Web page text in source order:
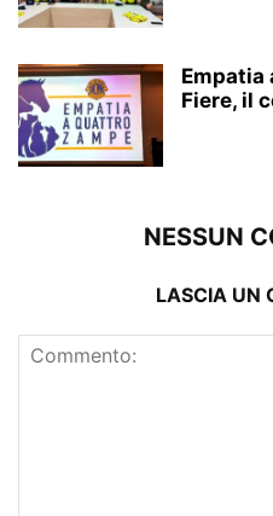
Empatia
Fiere, il
NESSUN
LASCIA UN